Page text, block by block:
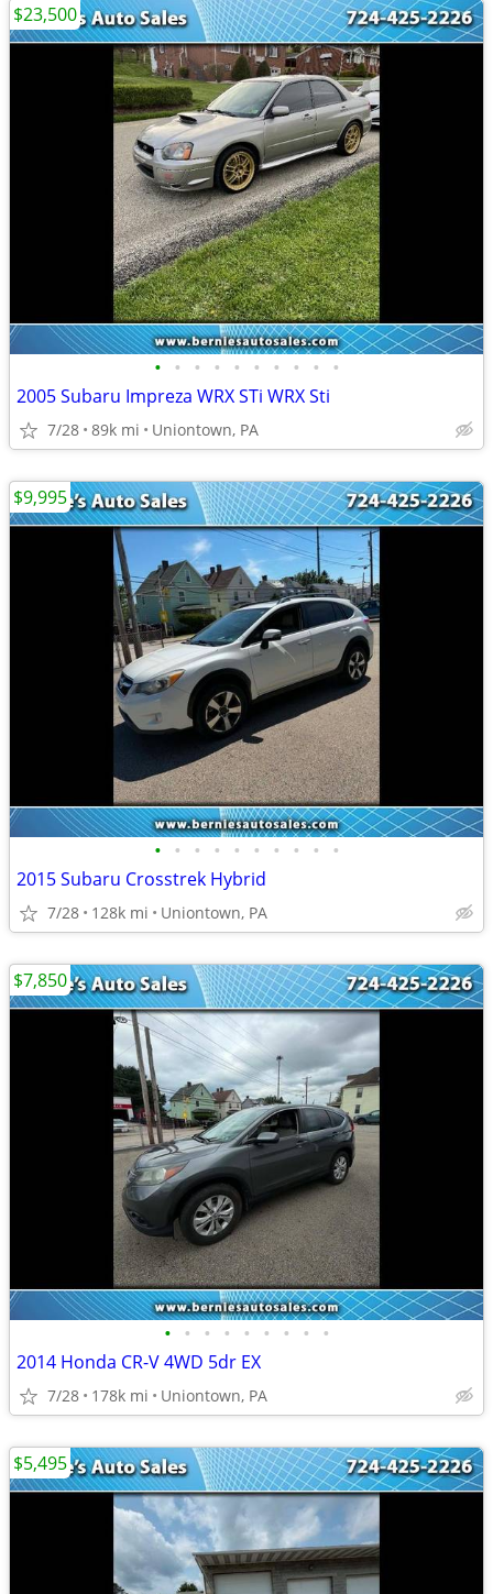
• • • • • • • • • •
2005 Subaru Impreza WRX STi WRX Sti
7/28 89k mi Uniontown, PA
$23,500
• • • • • • • • • •
2015 Subaru Crosstrek Hybrid
7/28 128k mi Uniontown, PA
$9,995
• • • • • • • • •
2014 Honda CR-V 4WD 5dr EX
7/28 178k mi Uniontown, PA
$7,850
$5,495